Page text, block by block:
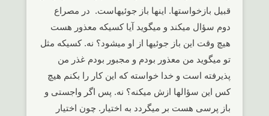
قبیل بازخواستها. اینها باز جوئیهاست. در مصراع
دوم سؤال میکند و میگوید آیا کسیکه معذور هست
هیچ وقت این باز جوئیها از او میشود؟ نه. کسیکه مثل
تو میگوید من معذور بودم و مجبور بودم غذر من
پذیرفته است و خدا خواسته که این کار را بکنم هیچ
کس این سؤالها ازش میکنه؟ نه. پس اگر واجستی و
باز پرسی هست بر میگردد به اختیار. چون اختیار